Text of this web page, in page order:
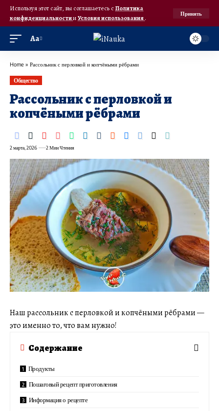
Используя этот сайт, вы соглашаетесь с Политика
конфиденциальностииУсловия использования.
Принять
Аа
Home » Рассольник с перловкой и копчёными рёбрами
Общество
Рассольник с перловкой и
копчёными рёбрами
2 марта, 2026 2 Мин Чтения
Наш рассольник с перловкой и копчёными рёбрами —
это именно то, что вам нужно!
Содержание
Продукты
Пошаговый рецепт приготовления
Информация о рецепте